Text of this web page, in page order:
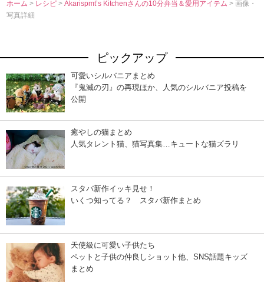
ホーム > レシピ>Akarispmt’s Kitchenさんの10分弁当＆愛用アイテム> 画像・
写真詳細
ピックアップ
可愛いシルバニアまとめ
『鬼滅の刃』の再現ほか、人気のシルバニア投稿を
公開
癒やしの猫まとめ
人気タレント猫、猫写真集…キュートな猫ズラリ
スタバ新作イッキ見せ！
いくつ知ってる？ スタバ新作まとめ
天使級に可愛い子供たち
ペットと子供の仲良しショット他、SNS話題キッズ
まとめ